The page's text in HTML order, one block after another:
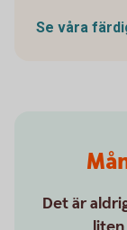
Se våra
Det är